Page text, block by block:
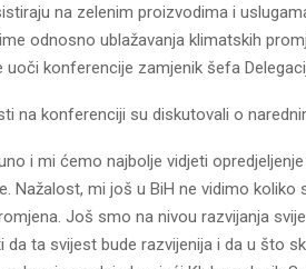
na zelenim proizvodima i
odnosno ublažavanja klimatskih
konferencije zamjenik šefa
na konferenciji su diskutovali o
i mi ćemo najbolje vidjeti
Nažalost, mi još u BiH ne vidimo koliko
Još smo na nivou razvijanja
da ta svijest bude razvijenija i da u što